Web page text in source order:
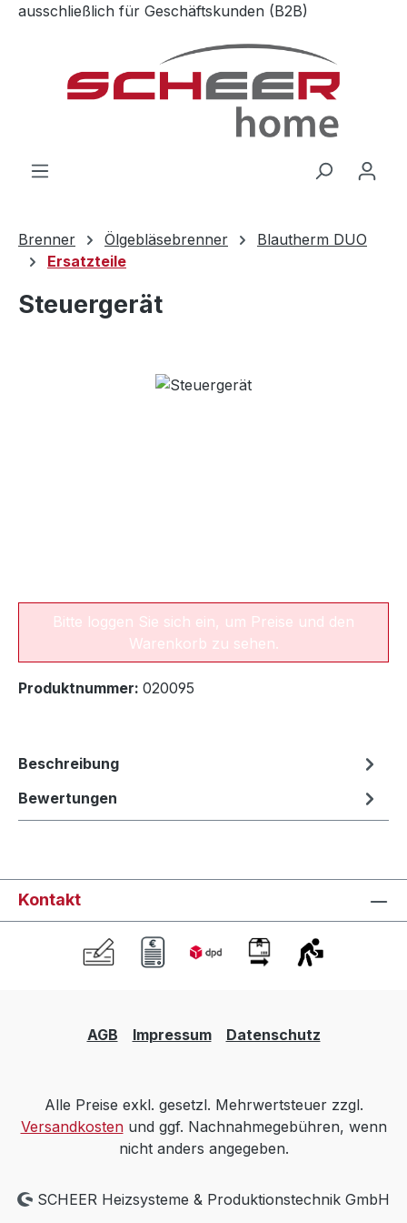
Zum Hauptinhalt springen
ausschließlich für Geschäftskunden (B2B)
Brenner Ölgebläsebrenner
Blautherm DUO
Ersatzteile
Steuergerät
Bildergalerie überspringen
Bitte loggen Sie sich ein, um Preise und den
Warenkorb zu sehen.
Produktnummer: 020095
Beschreibung
Bewertungen
Kontakt
AGB Impressum Datenschutz
Alle Preise exkl. gesetzl. Mehrwertsteuer zzgl.
Versandkostenund ggf. Nachnahmegebühren, wenn
nicht anders angegeben.
SCHEER Heizsysteme & Produktionstechnik GmbH